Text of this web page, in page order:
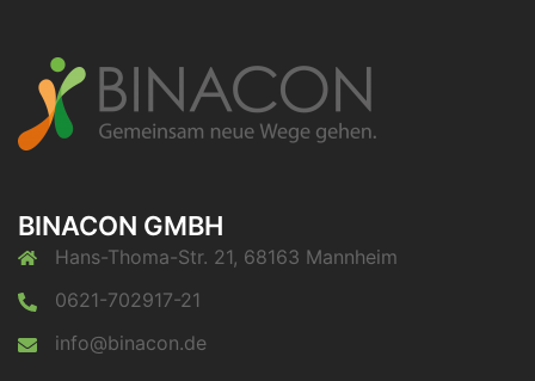
BINACON GMBH
Hans-Thoma-Str. 21, 68163 Mannheim
0621-702917-21
info@binacon.de